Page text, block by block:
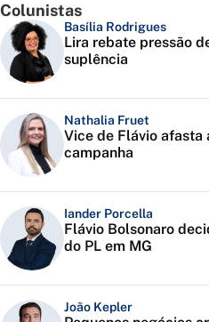
Colunistas
Basília Rodrigues
Lira rebate pressão
suplência
Nathalia Fruet
Vice de Flávio afasta
campanha
Iander Porcella
Flávio Bolsonaro
do PL em MG
João Kepler